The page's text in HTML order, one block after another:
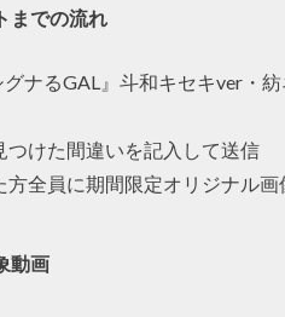
までの流れ
ナるGAL』斗和キセキver・
つけた間違いを記入して送信
方全員に期間限定オリジナル画
動画